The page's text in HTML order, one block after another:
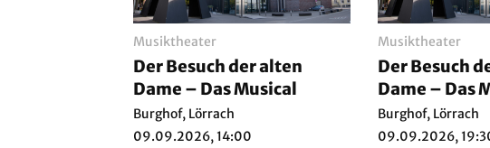
Musiktheater
Der Besuch der alten
Dame – Das Musical
Burghof, Lörrach
09.09.2026, 14:00
Musiktheater
Der Besuch
Dame – Das
Burghof, Lörrach
09.09.2026,